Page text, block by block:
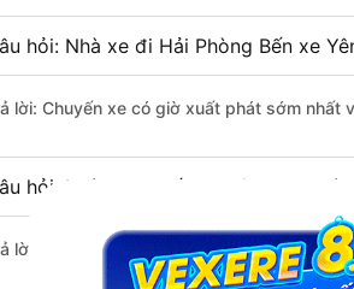
hỏi: Nhà xe đi Hải Phòng Bến xe
lời: Chuyến xe có giờ xuất phát sớm nhất
hỏi: Nhà xe đi Bến xe Yên Nghĩa
lời: Chuyến xe có giờ xuất phát trễ